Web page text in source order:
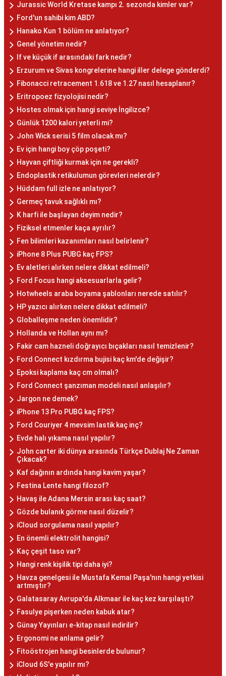
Jurassic World Kretase kampı 2. sezonda kimler var?
Ford'un sahibi kim ABD?
Hanako Kun 1 bölüm ne anlatıyor?
Genel yönetim nedir?
If ve küçük if arasındaki fark nedir?
Erzurum ve Sivas kongrelerine hangi iller delege gönderdi?
Fibonacci retracement 1.618 ve 1.27 nasıl hesaplanır?
Eritropoez fizyolojisi nedir?
Hostes olmak için hangi seviye İngilizce?
Günlük 1200 kalori yeterli mi?
John Wick serisi 5 film olacak mı?
Ev için hangi boy çöp poşeti?
Hayvan çiftliği kurmak için ne gerekli?
Endoplastik retikulumun görevleri nelerdir?
Hüddam full izle ne anlatıyor?
Germeç tavuk sağlıklı mı?
K harfi ile başlayan deyim nedir?
Fiziksel etmenler kaça ayrılır?
Fen bilimleri kazanımları nasıl belirlenir?
iPhone 8 Plus PUBG kaç FPS?
Ev aletleri alırken nelere dikkat edilmeli?
Ford Focus hangi aksesuarlarla gelir?
Hotwheels araba boyama şablonları nerede satılır?
HP yazıcı alırken nelere dikkat edilmeli?
Globalleşme neden önemlidir?
Hollanda ve Hollan aynı mı?
Fakir cam hazneli doğrayıcı bıçakları nasıl temizlenir?
Ford Connect kızdırma bujisi kaç km'de değişir?
Epoksi kaplama kaç cm olmalı?
Ford Connect şanzıman modeli nasıl anlaşılır?
Jargon ne demek?
iPhone 13 Pro PUBG kaç FPS?
Ford Couriyer 4 mevsim lastik kaç inç?
Evde halı yıkama nasıl yapılır?
John carter iki dünya arasında Türkçe Dublaj Ne Zaman
Çıkacak?
Kaf dağının ardında hangi kavim yaşar?
Festina Lente hangi filozof?
Havaş ile Adana Mersin arası kaç saat?
Gözde bulanık görme nasıl düzelir?
iCloud sorgulama nasıl yapılır?
En önemli elektrolit hangisi?
Kaç çeşit taso var?
Hangi renk kişilik tipi daha iyi?
Havza genelgesi ile Mustafa Kemal Paşa'nın hangi yetkisi
artmıştır?
Galatasaray Avrupa'da Alkmaar ile kaç kez karşılaştı?
Fasulye pişerken neden kabuk atar?
Günay Yayınları e-kitap nasıl indirilir?
Ergonomi ne anlama gelir?
Fitoöstrojen hangi besinlerde bulunur?
iCloud 6S'e yapılır mı?